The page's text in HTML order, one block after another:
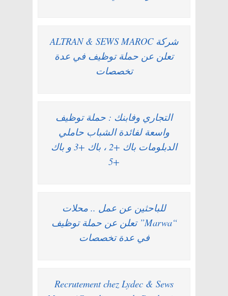
شركة ALTRAN & SEWS MAROC
تعلن عن حملة توظيف في عدة
تخصصات
التجاري وفابنك : حملة توظيف
واسعة لفائدة الشباب حاملي
الدبلومات باك +2 ، باك +3 و باك
+5
للباحثين عن عمل .. محلات
“Marwa” تعلن عن حملة توظيف
في عدة تخصصات
Recrutement chez Lydec & Sews